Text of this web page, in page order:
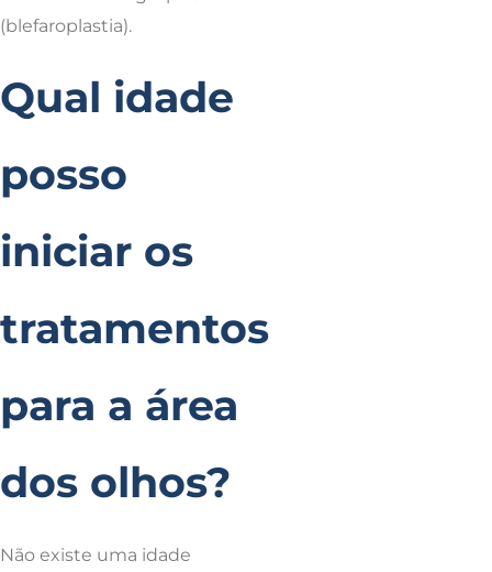
(blefaroplastia).
Qual idade
posso
iniciar os
tratamentos
para a área
dos olhos?
Não existe uma idade